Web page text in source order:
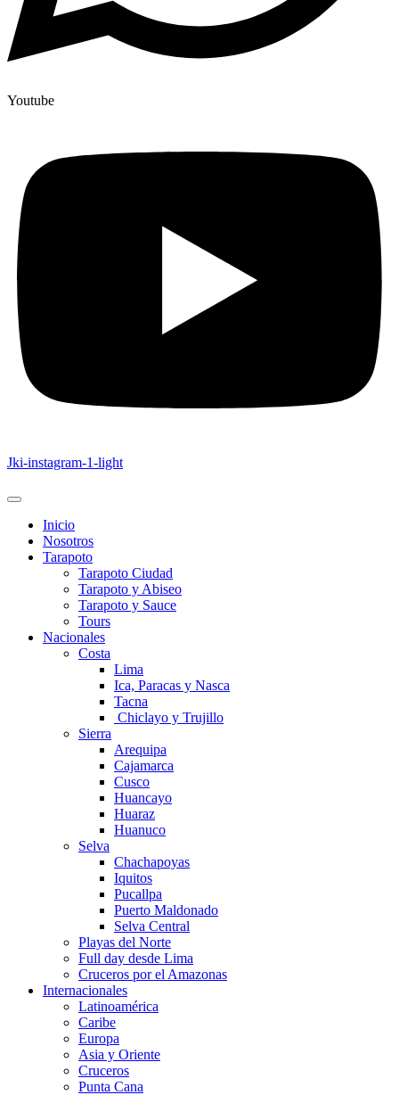
Youtube
Jki-instagram-1-light
Inicio
Nosotros
Tarapoto
Tarapoto Ciudad
Tarapoto y Abiseo
Tarapoto y Sauce
Tours
Nacionales
Costa
Lima
Ica, Paracas y Nasca
Tacna
Chiclayo y Trujillo
Sierra
Arequipa
Cajamarca
Cusco
Huancayo
Huaraz
Huanuco
Selva
Chachapoyas
Iquitos
Pucallpa
Puerto Maldonado
Selva Central
Playas del Norte
Full day desde Lima
Cruceros por el Amazonas
Internacionales
Latinoamérica
Caribe
Europa
Asia y Oriente
Cruceros
Punta Cana